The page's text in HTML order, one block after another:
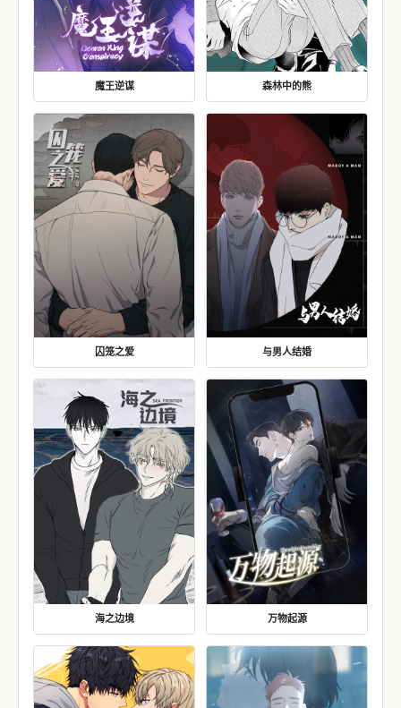
魔王逆谋 森林中的熊
囚笼之爱 与男人结婚
海之边境 万物起源